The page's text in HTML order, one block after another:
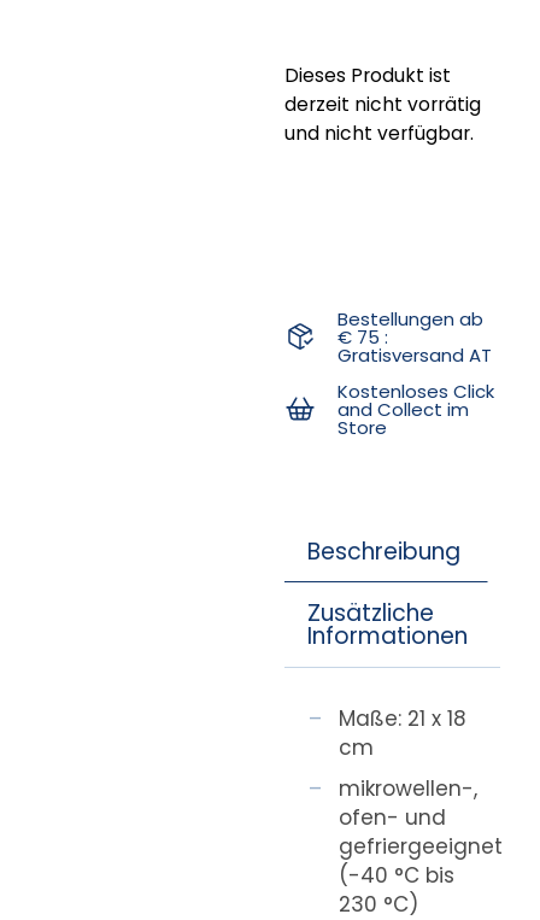
Dieses Produkt ist
derzeit nicht vorrätig
und nicht verfügbar.
Bestellungen ab
€ 75 :
Gratisversand AT
Kostenloses Click
and Collect im
Store
Beschreibung
Zusätzliche
Informationen
Maße: 21 x 18
cm
mikrowellen-,
ofen- und
gefriergeeignet
(-40 °C bis
230 °C)